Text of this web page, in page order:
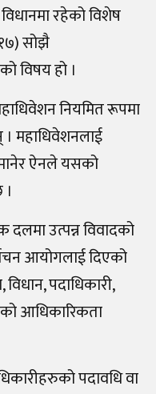
रहेको विशेष
सोझै
विषय हो ।
नियमित रूपमा
। महाधिवेशनलाई
मानेर ऐनले यसको
उत्पन्न विवादको
आयोगलाई दिएको
पदाधिकारी,
आधिकारिकता
पदावधि वा